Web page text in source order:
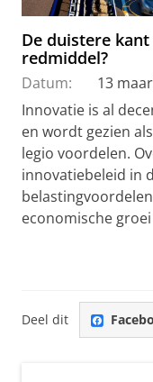
De duistere
redmiddel?
Datum:
13
Innovatie is al
en wordt gezien
legio voordelen.
innovatiebeleid in
economische groei
Deel dit